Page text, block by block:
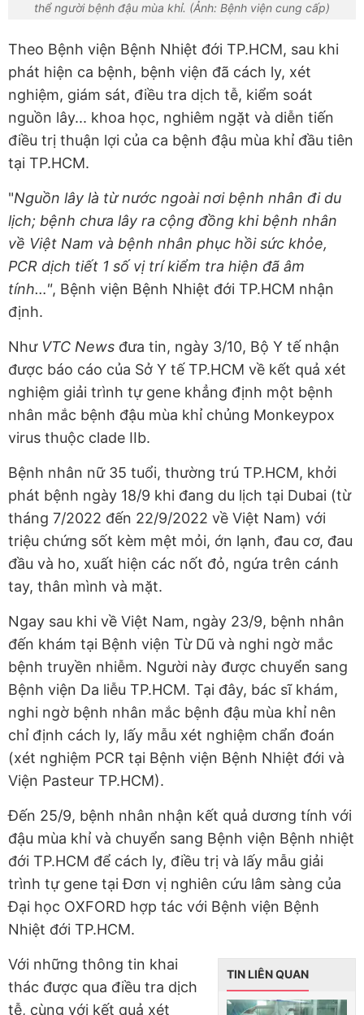
thể người bệnh đậu mùa khỉ. (Ảnh: Bệnh viện cung cấp)
Theo Bệnh viện Bệnh Nhiệt đới TP.HCM, sau khi
phát hiện ca bệnh, bệnh viện đã cách ly, xét
nghiệm, giám sát, điều tra dịch tễ, kiểm soát
nguồn lây... khoa học, nghiêm ngặt và diễn tiến
điều trị thuận lợi của ca bệnh đậu mùa khỉ đầu tiên
tại TP.HCM.
"Nguồn lây là từ nước ngoài nơi bệnh nhân đi du
lịch; bệnh chưa lây ra cộng đồng khi bệnh nhân
về Việt Nam và bệnh nhân phục hồi sức khỏe,
PCR dịch tiết 1 số vị trí kiểm tra hiện đã âm
tính…", Bệnh viện Bệnh Nhiệt đới TP.HCM nhận
định.
Như VTC News đưa tin, ngày 3/10, Bộ Y tế nhận
được báo cáo của Sở Y tế TP.HCM về kết quả xét
nghiệm giải trình tự gene khẳng định một bệnh
nhân mắc bệnh đậu mùa khỉ chủng Monkeypox
virus thuộc clade IIb.
Bệnh nhân nữ 35 tuổi, thường trú TP.HCM, khởi
phát bệnh ngày 18/9 khi đang du lịch tại Dubai (từ
tháng 7/2022 đến 22/9/2022 về Việt Nam) với
triệu chứng sốt kèm mệt mỏi, ớn lạnh, đau cơ, đau
đầu và ho, xuất hiện các nốt đỏ, ngứa trên cánh
tay, thân mình và mặt.
Ngay sau khi về Việt Nam, ngày 23/9, bệnh nhân
đến khám tại Bệnh viện Từ Dũ và nghi ngờ mắc
bệnh truyền nhiễm. Người này được chuyển sang
Bệnh viện Da liễu TP.HCM. Tại đây, bác sĩ khám,
nghi ngờ bệnh nhân mắc bệnh đậu mùa khỉ nên
chỉ định cách ly, lấy mẫu xét nghiệm chẩn đoán
(xét nghiệm PCR tại Bệnh viện Bệnh Nhiệt đới và
Viện Pasteur TP.HCM).
Đến 25/9, bệnh nhân nhận kết quả dương tính với
đậu mùa khỉ và chuyển sang Bệnh viện Bệnh nhiệt
đới TP.HCM để cách ly, điều trị và lấy mẫu giải
trình tự gene tại Đơn vị nghiên cứu lâm sàng của
Đại học OXFORD hợp tác với Bệnh viện Bệnh
Nhiệt đới TP.HCM.
TIN LIÊN QUAN
Với những thông tin khai
thác được qua điều tra dịch
tễ, cùng với kết quả xét